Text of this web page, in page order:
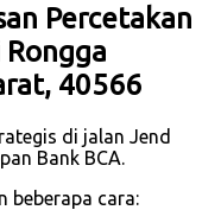
Percetakan
40566
di jalan Jend
Bank BCA.
beberapa cara: